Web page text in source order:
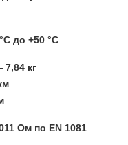
до +50 °С
кг
Ом по EN 1081